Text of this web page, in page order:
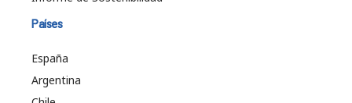
Países
España
Argentina